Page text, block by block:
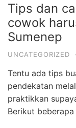
Tips dan
cowok
Sumenep
UNCATEGORIZED ·
Tentu ada tips
pendekatan
praktikkan
Berikut